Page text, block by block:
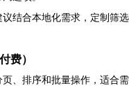
议结合本地化需求，定制筛选
费）
、排序和批量操作，适合需